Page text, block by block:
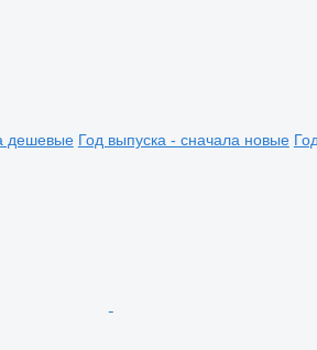
дешевые Год выпуска - сначала новые